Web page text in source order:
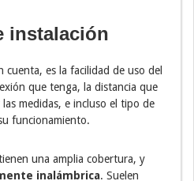
instalación
cuenta, es la facilidad de uso del
que tenga, la distancia que
medidas, e incluso el tipo de
funcionamiento.
una amplia cobertura, y
inalámbrica. Suelen